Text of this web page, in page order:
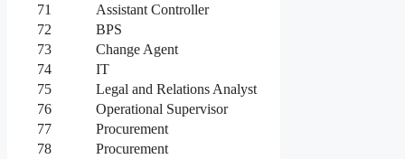
71
Assistant Controller
72
BPS
73
Change Agent
74
IT
75
Legal and Relations Analyst
76
Operational Supervisor
77
Procurement
78
Procurement